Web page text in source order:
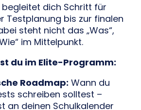
begleitet dich Schritt für
Testplanung bis zur finalen
steht nicht das „Was“,
im Mittelpunkt.
du im Elite-Programm:
Roadmap: Wann du
schreiben solltest –
an deinen Schulkalender